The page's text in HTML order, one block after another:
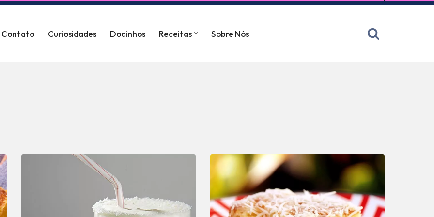
Contato Curiosidades Docinhos Receitas Sobre Nós